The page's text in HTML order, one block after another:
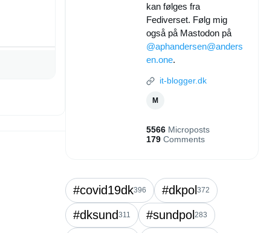
kan følges fra
Fediverset. Følg mig
også på Mastodon på
@aphandersen@anders
en.one.
it-blogger.dk
M
5566 Microposts
179 Comments
#covid19dk396 #dkpol372
#dksund311 #sundpol283